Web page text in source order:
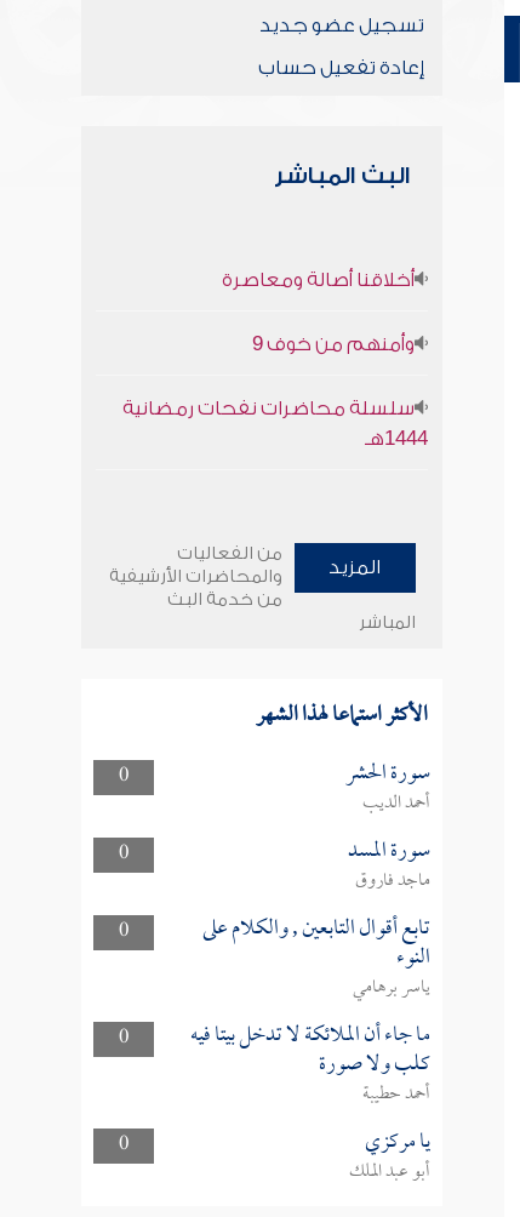
تسجيل عضو جديد
إعادة تفعيل حساب
البث المباشر
أخلاقنا أصالة ومعاصرة
وأمنهم من خوف 9
سلسلة محاضرات نفحات رمضانية
1444هـ
المزيد
من الفعاليات
والمحاضرات الأرشيفية
من خدمة البث
المباشر
الأكثر استماعا لهذا الشهر
0 سورة الحشر
أحمد الديب
0
سورة المسد
ماجد فاروق
0
تابع أقوال التابعين , والكلام على
النوء
ياسر برهامي
0
ما جاء أن الملائكة لا تدخل بيتا فيه
كلب ولا صورة
أحمد حطيبة
0
يا مركزي
أبو عبد الملك